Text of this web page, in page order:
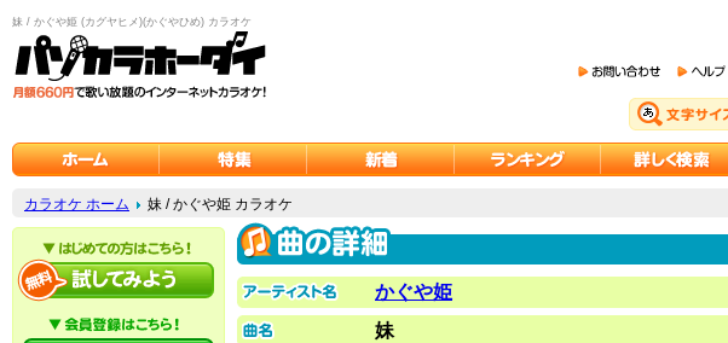
妹 / かぐや姫 (カグヤヒメ)(かぐやひめ) カラオケ
カラオケ ホーム 妹 / かぐや姫 カラオケ
かぐや姫
妹